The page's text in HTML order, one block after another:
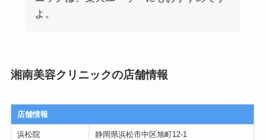
よ。
湘南美容クリニックの店舗情報
店舗情報
浜松院
静岡県浜松市中区旭町12-1